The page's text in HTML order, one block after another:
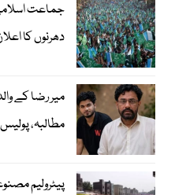
دھرنوں کا
میر رضا کے
مطالبہ،
پیٹرولیم